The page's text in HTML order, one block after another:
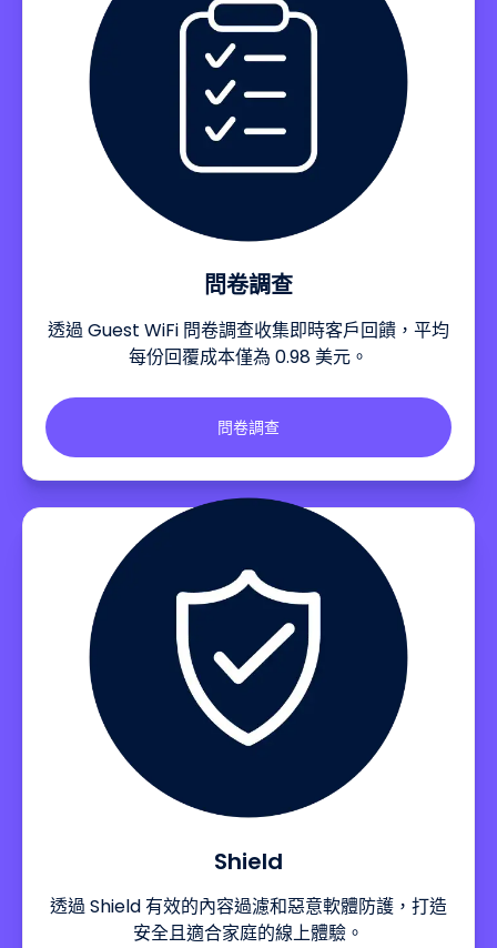
問卷調查
透過 Guest WiFi 問卷調查收集即時客戶回饋，平均
每份回覆成本僅為 0.98 美元。
問卷調查
Shield
透過 Shield 有效的內容過濾和惡意軟體防護，打造
安全且適合家庭的線上體驗。